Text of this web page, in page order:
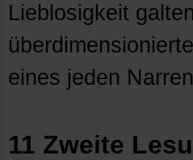
Lieblosigkeit
eines jeden
11 Zweite